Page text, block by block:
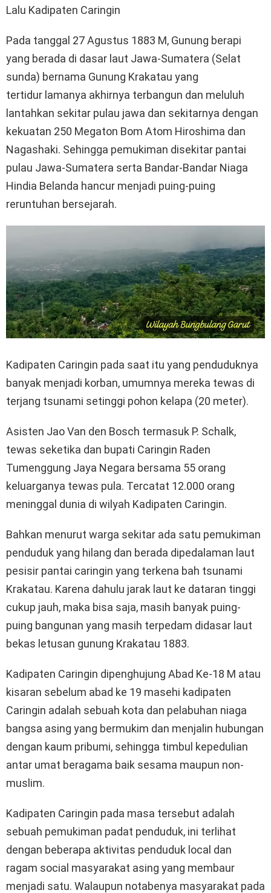
Lalu Kadipaten Caringin
Pada tanggal 27 Agustus 1883 M, Gunung berapi
yang berada di dasar laut Jawa-Sumatera (Selat
sunda) bernama Gunung Krakatau yang
tertidur lamanya akhirnya terbangun dan meluluh
lantahkan sekitar pulau jawa dan sekitarnya dengan
kekuatan 250 Megaton Bom Atom Hiroshima dan
Nagashaki. Sehingga pemukiman disekitar pantai
pulau Jawa-Sumatera serta Bandar-Bandar Niaga
Hindia Belanda hancur menjadi puing-puing
reruntuhan bersejarah.
Kadipaten Caringin pada saat itu yang penduduknya
banyak menjadi korban, umumnya mereka tewas di
terjang tsunami setinggi pohon kelapa (20 meter).
Asisten Jao Van den Bosch termasuk P. Schalk,
tewas seketika dan bupati Caringin Raden
Tumenggung Jaya Negara bersama 55 orang
keluarganya tewas pula. Tercatat 12.000 orang
meninggal dunia di wilyah Kadipaten Caringin.
Bahkan menurut warga sekitar ada satu pemukiman
penduduk yang hilang dan berada dipedalaman laut
pesisir pantai caringin yang terkena bah tsunami
Krakatau. Karena dahulu jarak laut ke dataran tinggi
cukup jauh, maka bisa saja, masih banyak puing-
puing bangunan yang masih terpedam didasar laut
bekas letusan gunung Krakatau 1883.
Kadipaten Caringin dipenghujung Abad Ke-18 M atau
kisaran sebelum abad ke 19 masehi kadipaten
Caringin adalah sebuah kota dan pelabuhan niaga
bangsa asing yang bermukim dan menjalin hubungan
dengan kaum pribumi, sehingga timbul kepedulian
antar umat beragama baik sesama maupun non-
muslim.
Kadipaten Caringin pada masa tersebut adalah
sebuah pemukiman padat penduduk, ini terlihat
dengan beberapa aktivitas penduduk local dan
ragam social masyarakat asing yang membaur
menjadi satu. Walaupun notabenya masyarakat pada